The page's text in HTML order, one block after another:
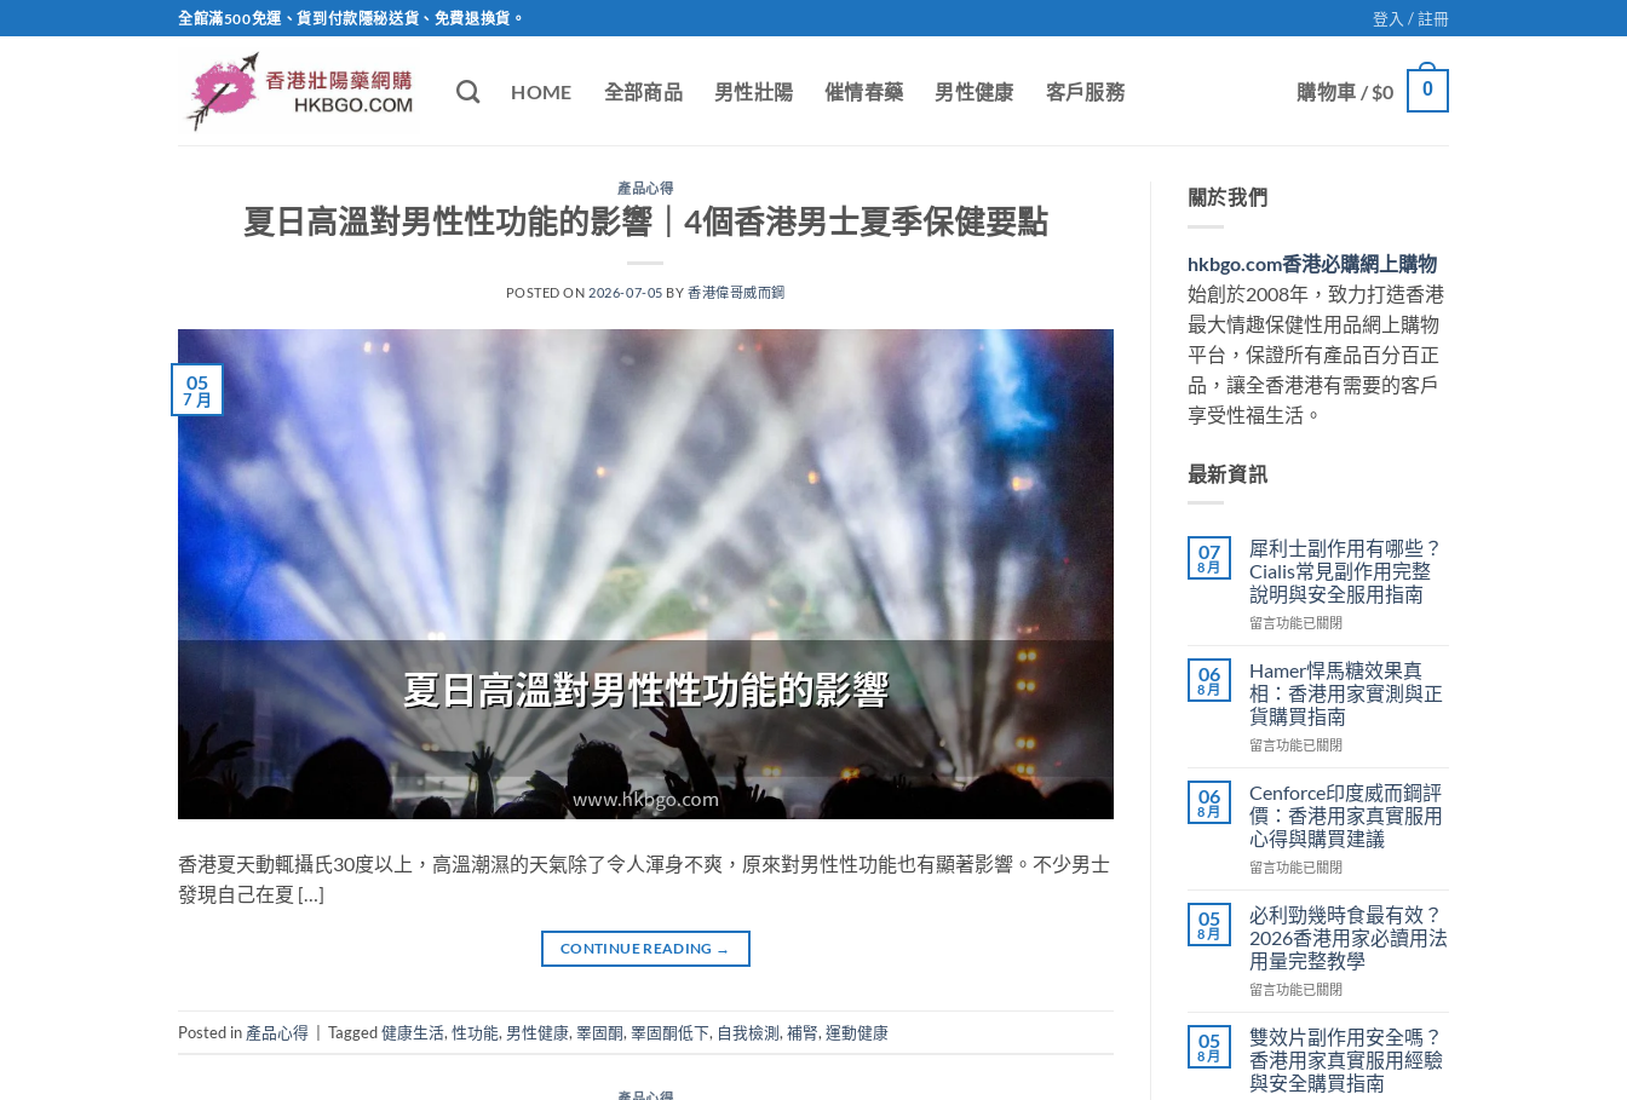
to
全館滿500免運、貨到付款隱秘送貨、免費退換貨。 登入 / 註冊
HOME 全部商品 男性壯陽 催情春藥 男性健康 客戶服務 購物車 /$0 0
產品心得
夏日高溫對男性性功能的影響｜4個香港男士夏季保健要點
POSTED ON 2026-07-05 BY香港偉哥威而鋼
05
7 月
香港夏天動輒攝氏30度以上，高溫潮濕的天氣除了令人渾身不爽，原來對男性性功能也有顯著影響。不少男士
發現自己在夏 […]
CONTINUE READING →
Posted in 產品心得 | Tagged健康生活, 性功能, 男性健康, 睪固酮, 睪固酮低下, 自我檢測, 補腎, 運動健康
關於我們
hkbgo.com香港必購網上購物
始創於2008年，致力打造香港
最大情趣保健性用品網上購物
平台，保證所有產品百分百正
品，讓全香港港有需要的客戶
享受性福生活。
最新資訊
07
8 月
犀利士副作用有哪些？
Cialis常見副作用完整
說明與安全服用指南
在
利
士
副
作
用
哪
些？
Cialis
常
見
作
用
完
整
說
與
安
全
服
留言功能已關閉
06
8 月
Hamer悍馬糖效果真
相：香港用家實測與正
貨購買指南
在
悍
馬
糖
效
果
相：
香
港
用
家
測
與
正
貨
留言功能已關閉
06
8 月
Cenforce印度威而鋼評
價：香港用家真實服用
心得與購買建議
在
印
度
威
而
鋼
價：
香
港
用
留言功能已關閉
05
8 月
必利勁幾時食最有效？
2026香港用家必讀用法
用量完整教學
在
利
勁
幾
時
留言功能已關閉
05
8 月
雙效片副作用安全嗎？
香港用家真實服用經驗
與安全購買指南